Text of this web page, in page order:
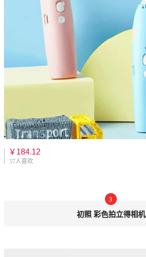
￥184.12
57人喜欢
3
初照 彩色拍立得相机